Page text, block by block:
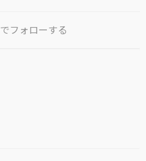
でフォローする